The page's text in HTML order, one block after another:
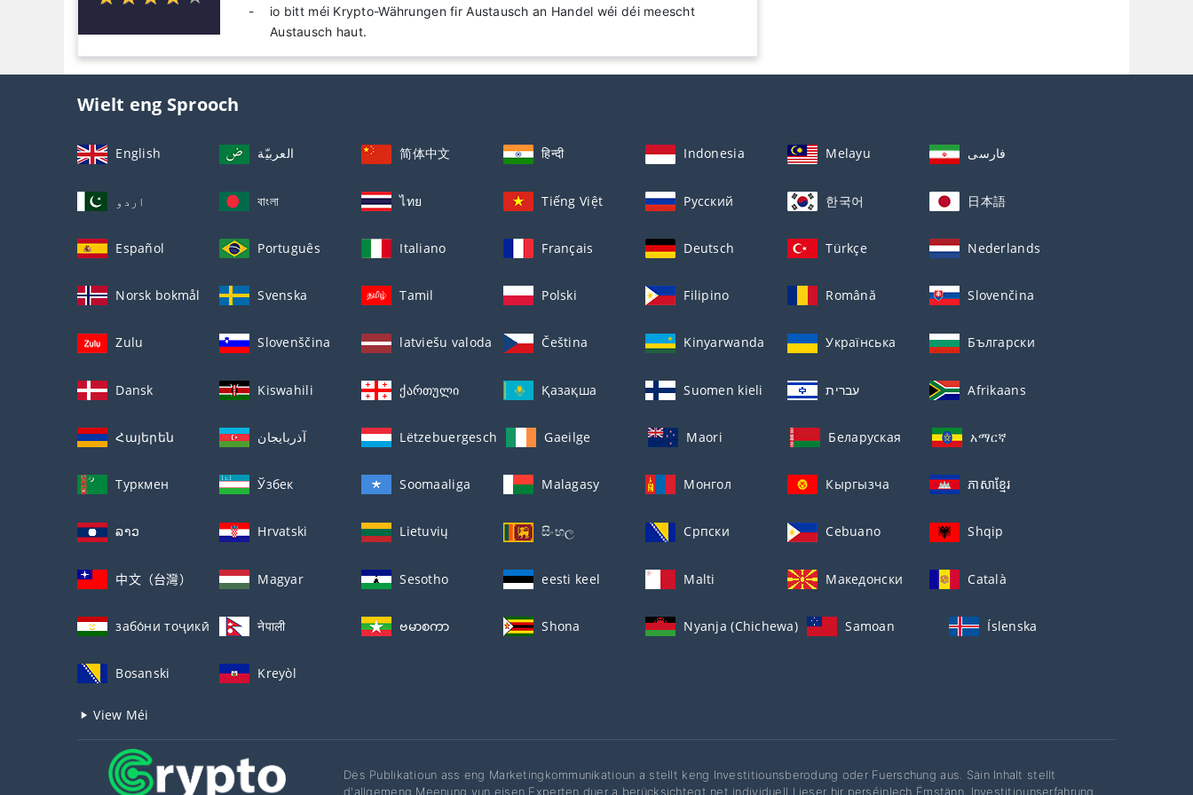
io bitt méi Krypto-Währungen fir Austausch an Handel wéi déi meescht
Austausch haut.
Wielt eng Sprooch
English العربيّة 简体中文 हिन्दी Indonesia Melayu فارسی
اردو বাংলা ไทย Tiếng Việt Русский 한국어 日本語
Español Português Italiano Français Deutsch Türkçe Nederlands
Norsk bokmål Svenska Tamil Polski Filipino Română Slovenčina
Zulu Slovenščina latviešu valoda Čeština Kinyarwanda Українська Български
Dansk Kiswahili ქართული Қазақша Suomen kieli עברית Afrikaans
Հայերեն آذربايجان Lëtzebuergesch Gaeilge Maori Беларуская አማርኛ
Туркмен Ўзбек Soomaaliga Malagasy Монгол Кыргызча ភាសាខ្មែរ
ລາວ Hrvatski Lietuvių සිංහල Српски Cebuano Shqip
中文（台灣） Magyar Sesotho eesti keel Malti Македонски Català
забо́ни тоҷикӣ́ नेपाली ဗမာစကာ Shona Nyanja (Chichewa) Samoan Íslenska
Bosanski Kreyòl
View Méi
Dës Publikatioun ass eng Marketingkommunikatioun a stellt keng Investitiounsberodung oder Fuerschung aus. Säin Inhalt stellt
d'allgemeng Meenung vun eisen Experten duer a berücksichtegt net individuell Lieser hir perséinlech Ëmstänn, Investitiounserfahrung